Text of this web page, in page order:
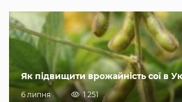
Як підвищити врожайність сої в
6 липня 1 251